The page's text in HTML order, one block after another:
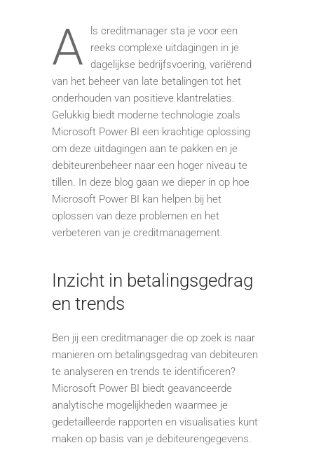
A
ls creditmanager sta je voor een
reeks complexe uitdagingen in je
dagelijkse bedrijfsvoering, variërend
van het beheer van late betalingen tot het
onderhouden van positieve klantrelaties.
Gelukkig biedt moderne technologie zoals
Microsoft Power BI een krachtige oplossing
om deze uitdagingen aan te pakken en je
debiteurenbeheer naar een hoger niveau te
tillen. In deze blog gaan we dieper in op hoe
Microsoft Power BI kan helpen bij het
oplossen van deze problemen en het
verbeteren van je creditmanagement.
Inzicht in betalingsgedrag
en trends
Ben jij een creditmanager die op zoek is naar
manieren om betalingsgedrag van debiteuren
te analyseren en trends te identificeren?
Microsoft Power BI biedt geavanceerde
analytische mogelijkheden waarmee je
gedetailleerde rapporten en visualisaties kunt
maken op basis van je debiteurengegevens.